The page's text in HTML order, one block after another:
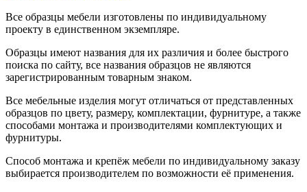
Все образцы мебели изготовлены по индивидуальному
проекту в единственном экземпляре.
Образцы имеют названия для их различия и более быстрого
поиска по сайту, все названия образцов не являются
зарегистрированным товарным знаком.
Все мебельные изделия могут отличаться от представленных
образцов по цвету, размеру, комплектации, фурнитуре, а также
способами монтажа и производителями комплектующих и
фурнитуры.
Способ монтажа и крепёж мебели по индивидуальному заказу
выбирается производителем по возможности её применения.